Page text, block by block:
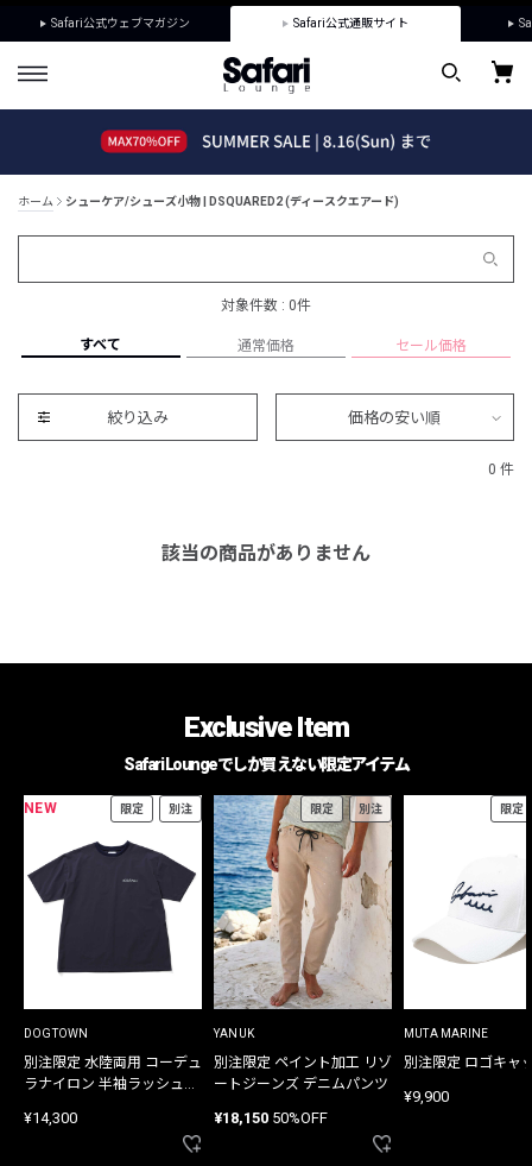
Safari公式ウェブマガジン Safari公式通販サイト
ホーム シューケア/シューズ小物 | DSQUARED2 (ディースクエアード)
対象件数 : 0件
すべて 通常価格 セール価格
絞り込み 価格の安い順
0 件
該当の商品がありません
Exclusive Item
Safari Loungeでしか買えない限定アイテム
NEW 限定 別注
DOGTOWN
別注限定 水陸両用 コーデュ
ラナイロン 半袖ラッシュガ
¥14,300
限定 別注
YANUK
別注限定 ペイント加工 リゾ
ートジーンズ デニムパンツ
¥18,150 50%OFF
限定
MUTA MARINE
別注限定 ロゴキャ
¥9,900